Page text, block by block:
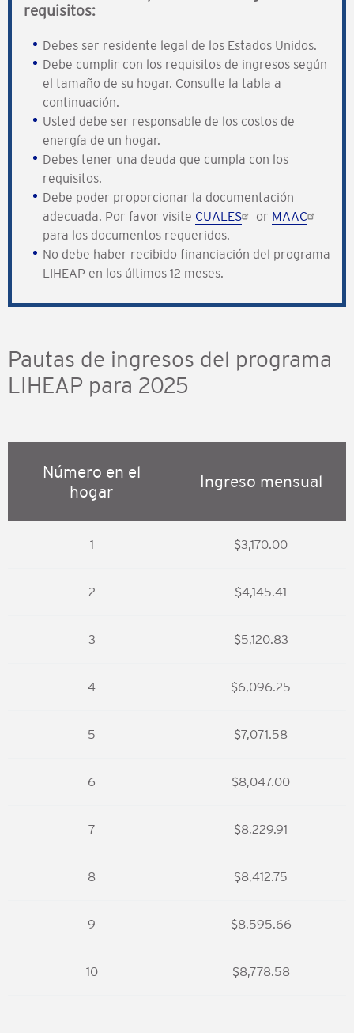
requisitos:
Debes ser residente legal de los Estados Unidos.
Debe cumplir con los requisitos de ingresos según
el tamaño de su hogar. Consulte la tabla a
continuación.
Usted debe ser responsable de los costos de
energía de un hogar.
Debes tener una deuda que cumpla con los
requisitos.
Debe poder proporcionar la documentación
adecuada. Por favor visite CUALES or MAAC
para los documentos requeridos.
No debe haber recibido financiación del programa
LIHEAP en los últimos 12 meses.
Pautas de ingresos del programa
LIHEAP para 2025
Número en el
hogar
Ingreso mensual
1 $3,170.00
2 $4,145.41
3 $5,120.83
4 $6,096.25
5 $7,071.58
6 $8,047.00
7 $8,229.91
8 $8,412.75
9 $8,595.66
10 $8,778.58